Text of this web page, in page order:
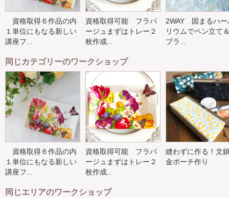
資格取得６作品の内
１単位にもなる新しい
講座フ...
資格取得可能 フラパ
ージュまずはトレー２
枚作成...
2WAY 固まるハー
リウムでペン立て
ブラ...
同じカテゴリーのワークショップ
資格取得６作品の内
１単位にもなる新しい
講座フ...
資格取得可能 フラパ
ージュまずはトレー２
枚作成...
縫わずに作る！文
金ポーチ作り
同じエリアのワークショップ